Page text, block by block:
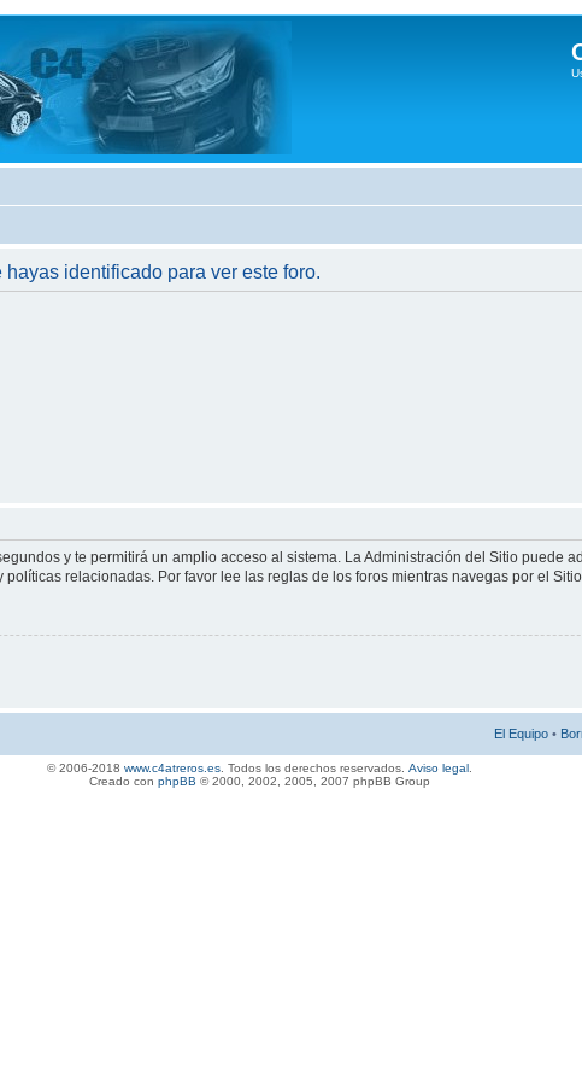
identificado para ver este foro.
y te permitirá un amplio acceso al sistema. La Administración del Sitio puede
relacionadas. Por favor lee las reglas de los foros mientras navegas por el Sitio.
El Equipo •
© 2006-2018 www.c4atreros.es. Todos los derechos reservados. Aviso legal.
Creado con phpBB © 2000, 2002, 2005, 2007 phpBB Group